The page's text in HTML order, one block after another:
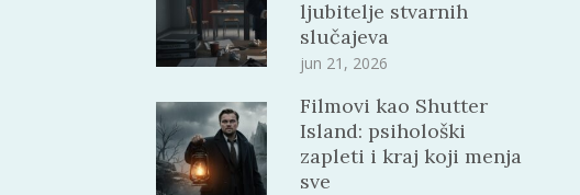
ljubitelje stvarnih
slučajeva
jun 21, 2026
Filmovi kao Shutter
Island: psihološki
zapleti i kraj koji menja
sve